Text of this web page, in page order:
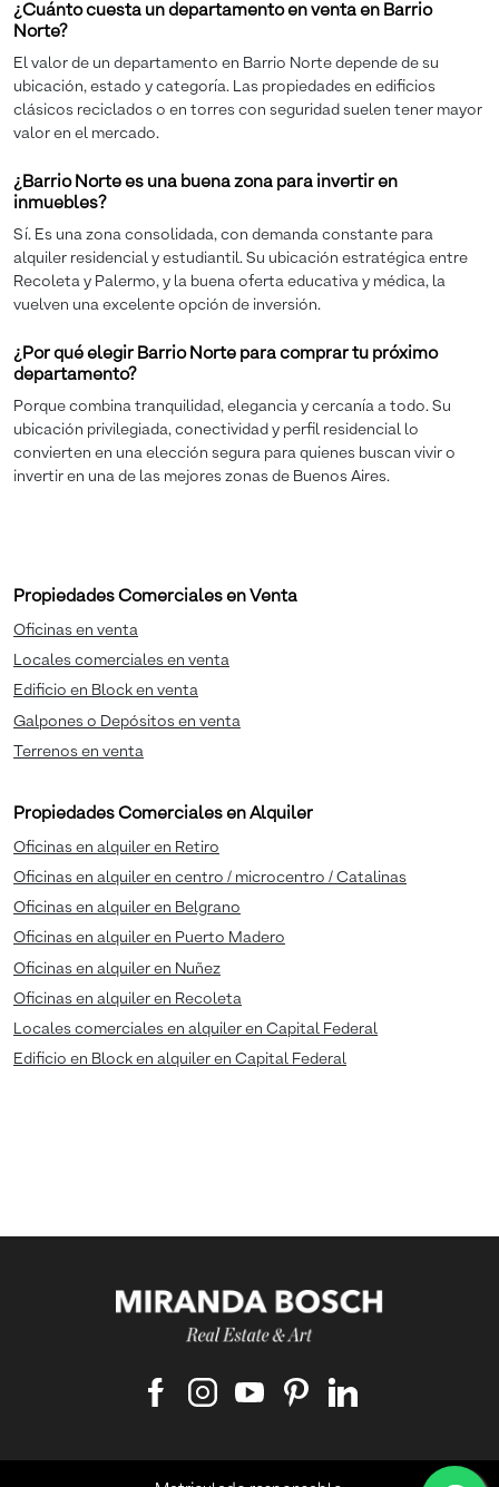
¿Cuánto cuesta un departamento en venta en Barrio
Norte?
El valor de un departamento en Barrio Norte depende de su
ubicación, estado y categoría. Las propiedades en edificios
clásicos reciclados o en torres con seguridad suelen tener mayor
valor en el mercado.
¿Barrio Norte es una buena zona para invertir en
inmuebles?
Sí. Es una zona consolidada, con demanda constante para
alquiler residencial y estudiantil. Su ubicación estratégica entre
Recoleta y Palermo, y la buena oferta educativa y médica, la
vuelven una excelente opción de inversión.
¿Por qué elegir Barrio Norte para comprar tu próximo
departamento?
Porque combina tranquilidad, elegancia y cercanía a todo. Su
ubicación privilegiada, conectividad y perfil residencial lo
convierten en una elección segura para quienes buscan vivir o
invertir en una de las mejores zonas de Buenos Aires.
Propiedades Comerciales en Venta
Oficinas en venta
Locales comerciales en venta
Edificio en Block en venta
Galpones o Depósitos en venta
Terrenos en venta
Propiedades Comerciales en Alquiler
Oficinas en alquiler en Retiro
Oficinas en alquiler en centro / microcentro / Catalinas
Oficinas en alquiler en Belgrano
Oficinas en alquiler en Puerto Madero
Oficinas en alquiler en Nuñez
Oficinas en alquiler en Recoleta
Locales comerciales en alquiler en Capital Federal
Edificio en Block en alquiler en Capital Federal